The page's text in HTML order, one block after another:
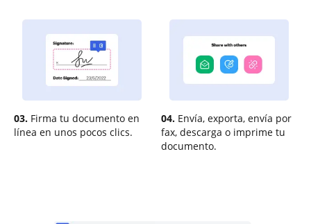
03. Firma tu documento en
línea en unos pocos clics.
04. Envía, exporta, envía por
fax, descarga o imprime tu
documento.